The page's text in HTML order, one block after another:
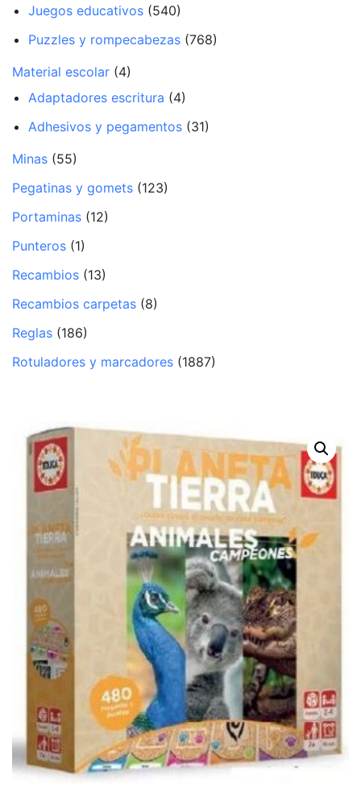
Juegos educativos (540)
Puzzles y rompecabezas (768)
Material escolar (4)
Adaptadores escritura (4)
Adhesivos y pegamentos (31)
Minas (55)
Pegatinas y gomets (123)
Portaminas (12)
Punteros (1)
Recambios (13)
Recambios carpetas (8)
Reglas (186)
Rotuladores y marcadores (1887)